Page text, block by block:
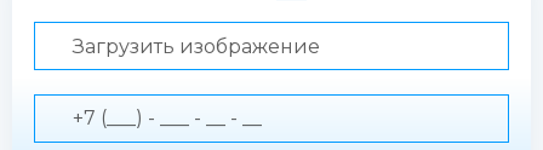
Загрузить изображение